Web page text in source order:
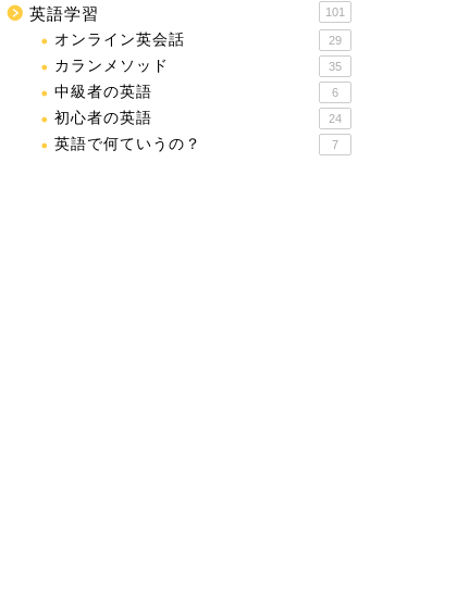
英語学習 101
オンライン英会話 29
カランメソッド 35
中級者の英語 6
初心者の英語 24
英語で何ていうの？ 7